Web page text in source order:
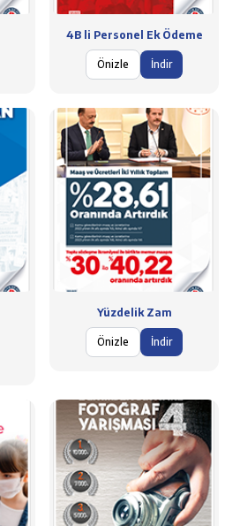
4B li Personel Ek Ödeme
Önizle İndir
Yüzdelik Zam
Önizle İndir